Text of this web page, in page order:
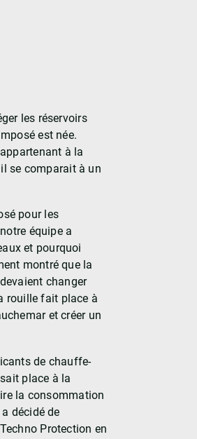
les réservoirs
est née.
à la
se comparait à un
pour les
équipe a
et pourquoi
montré que la
changer
rouille fait place à
et créer un
de chauffe-
place à la
la consommation
décidé de
Protection en